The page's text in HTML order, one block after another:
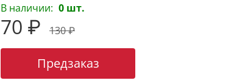
В наличии: 0 шт.
70 ₽ 130 ₽
Предзаказ